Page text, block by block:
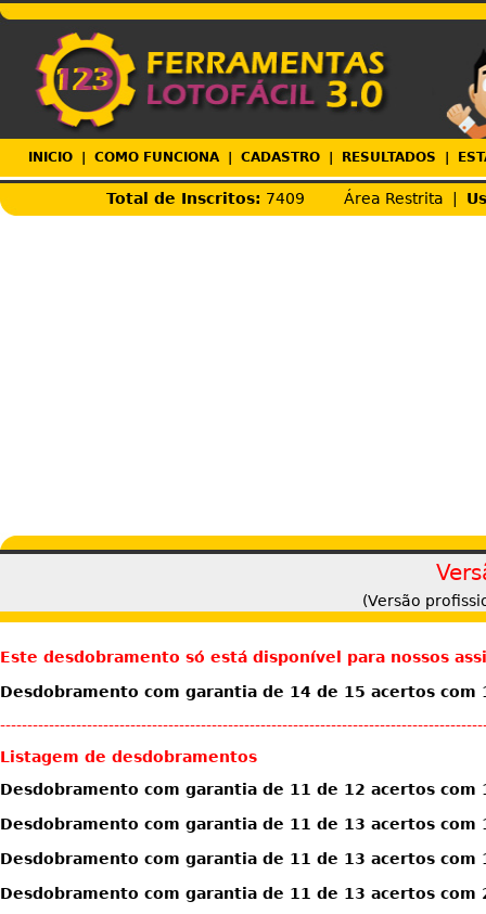
INICIO| COMO FUNCIONA| CADASTRO| RESULTADOS
Total de Inscritos: 7409 Área Restrita |
(Versão
Este desdobramento só está disponível para nossos
Desdobramento com garantia de 14 de 15 acertos com
Listagem de desdobramentos
Desdobramento com garantia de 11 de 12 acertos com
Desdobramento com garantia de 11 de 13 acertos com
Desdobramento com garantia de 11 de 13 acertos com
Desdobramento com garantia de 11 de 13 acertos com